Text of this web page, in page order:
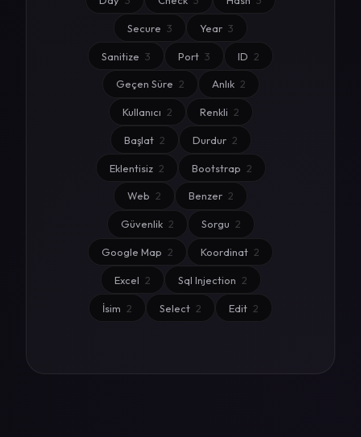
Secure 3 Year 3
Sanitize 3 Port 3 ID 2
Geçen Süre 2 Anlık 2
Kullanıcı 2 Renkli 2
Başlat 2 Durdur 2
Eklentisiz 2 Bootstrap 2
Web 2 Benzer 2
Güvenlik 2 Sorgu 2
Google Map 2 Koordinat 2
Excel 2 Sql Injection 2
İsim 2 Select 2 Edit 2